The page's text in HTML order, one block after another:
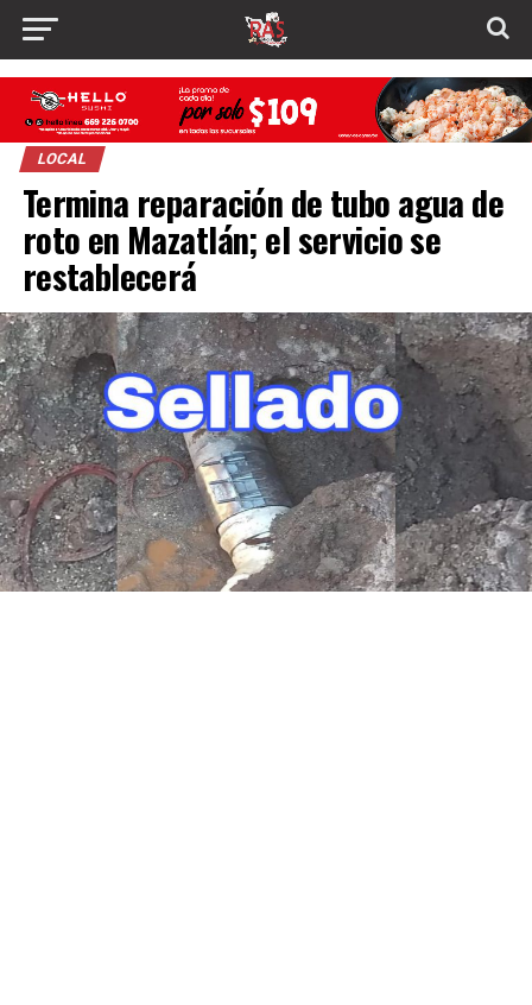
LOCAL
Termina reparación de tubo agua de
roto en Mazatlán; el servicio se
restablecerá